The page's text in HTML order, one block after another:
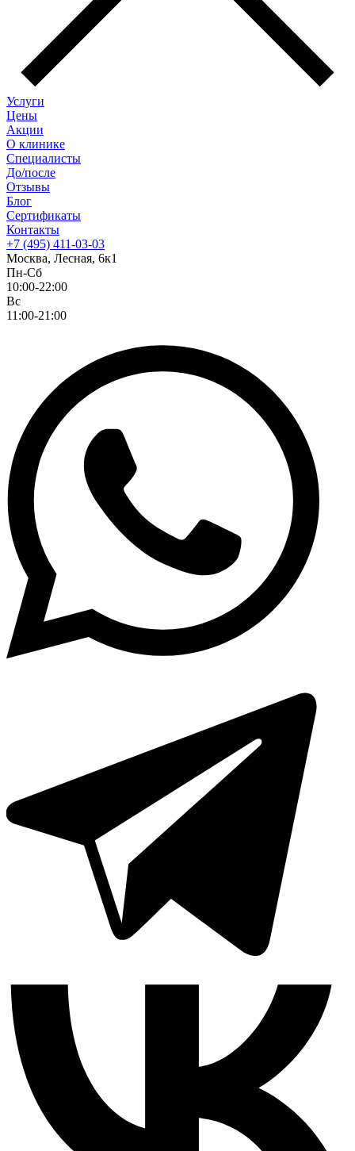
Услуги
Цены
Акции
О клинике
Специалисты
До/после
Отзывы
Блог
Сертификаты
Контакты
+7 (495) 411-03-03
Москва, Лесная, 6к1
Пн-Сб
10:00-22:00
Вс
11:00-21:00